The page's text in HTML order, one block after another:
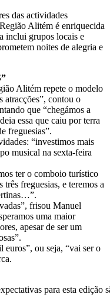
das actividades
Alitém é enriquecida
inclui grupos locais e
noites de alegria e
Alitém repete o modelo
atracções”, contou o
que “chegámos a
essa que caiu por terra
freguesias”.
“investimos mais
musical na sexta-feira
ter o comboio turístico
três freguesias, e teremos a
frisou Manuel
uma maior
apesar de ser um
euros”, ou seja, “vai ser o
para esta edição